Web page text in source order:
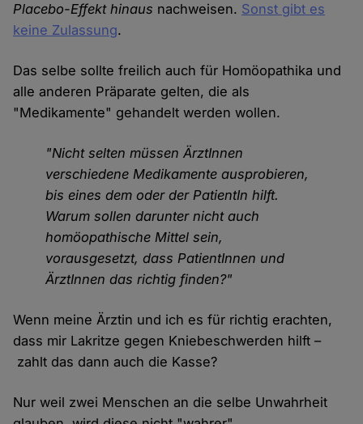
Placebo-Effekt hinaus nachweisen. Sonst gibt es
keine Zulassung.
Das selbe sollte freilich auch für Homöopathika und
alle anderen Präparate gelten, die als
"Medikamente" gehandelt werden wollen.
"Nicht selten müssen ÄrztInnen
verschiedene Medikamente ausprobieren,
bis eines dem oder der PatientIn hilft.
Warum sollen darunter nicht auch
homöopathische Mittel sein,
vorausgesetzt, dass PatientInnen und
ÄrztInnen das richtig finden?"
Wenn meine Ärztin und ich es für richtig erachten,
dass mir Lakritze gegen Kniebeschwerden hilft –
zahlt das dann auch die Kasse?
Nur weil zwei Menschen an die selbe Unwahrheit